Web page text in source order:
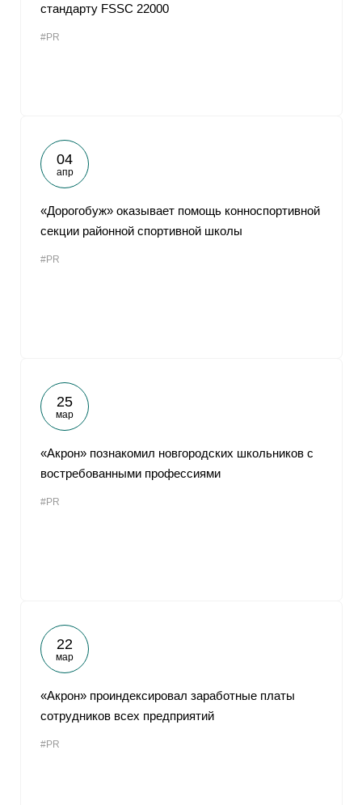
стандарту FSSC 22000
#PR
04
апр
«Дорогобуж» оказывает помощь конноспортивной
секции районной спортивной школы
#PR
25
мар
«Акрон» познакомил новгородских школьников с
востребованными профессиями
#PR
22
мар
«Акрон» проиндексировал заработные платы
сотрудников всех предприятий
#PR